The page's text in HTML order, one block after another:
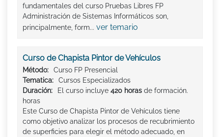
fundamentales del curso Pruebas Libres FP
Administración de Sistemas Informáticos son,
principalmente, form... ver temario
Curso de Chapista Pintor de Vehículos
Método:
Curso FP Presencial
Tematica:
Cursos Especializados
Duración:
El curso incluye 420 horas de formación.
horas
Este Curso de Chapista Pintor de Vehículos tiene
como objetivo analizar los procesos de recubrimiento
de superficies para elegir el método adecuado, en